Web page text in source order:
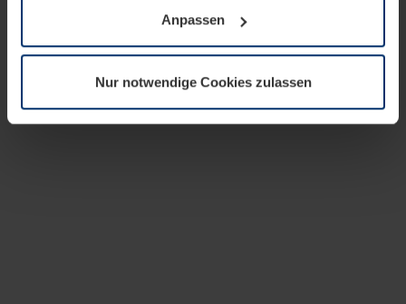
notwendig sind. Für alle anderen Cookie-Typen benötigen
wir Ihre Erlaubnis. Ihre Einwilligung können Sie jederzeit
Datenschutzerklärungunserer Website ändern oder
widerrufen.
Anpassen
Nur notwendige Cookies zulassen